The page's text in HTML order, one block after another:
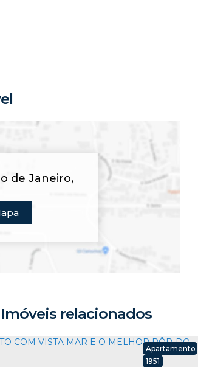
de Janeiro,
Imóveis relacionados
1951
Apartamento